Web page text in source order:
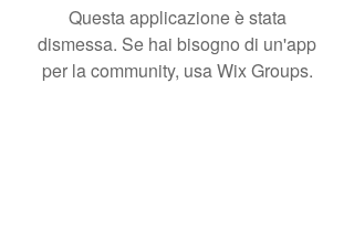
Questa applicazione è stata
dismessa. Se hai bisogno di un'app
per la community, usa Wix Groups.